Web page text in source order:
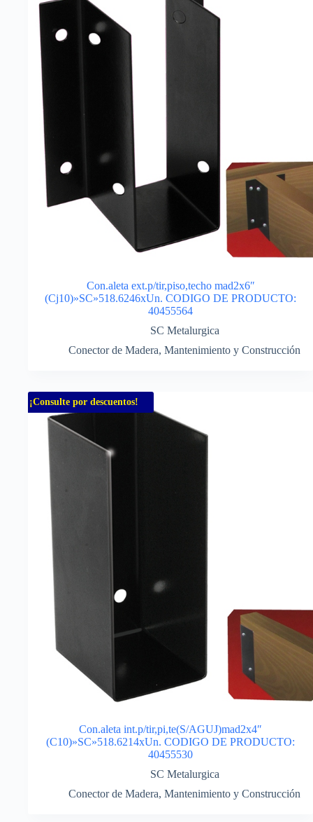
Con.aleta ext.p/tir,piso,techo mad2x6″
(Cj10)»SC»518.6246xUn. CODIGO DE PRODUCTO:
40455564
SC Metalurgica
Conector de Madera, Mantenimiento y Construcción
¡Consulte por descuentos!
Con.aleta int.p/tir,pi,te(S/AGUJ)mad2x4″
(C10)»SC»518.6214xUn. CODIGO DE PRODUCTO:
40455530
SC Metalurgica
Conector de Madera, Mantenimiento y Construcción